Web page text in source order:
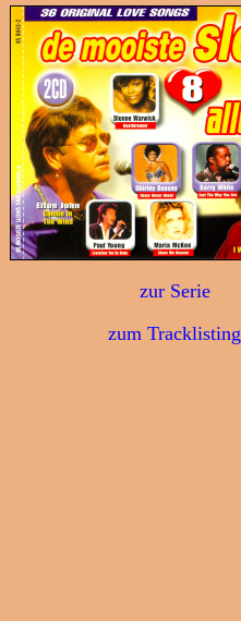
zur Serie
zum Tracklisting